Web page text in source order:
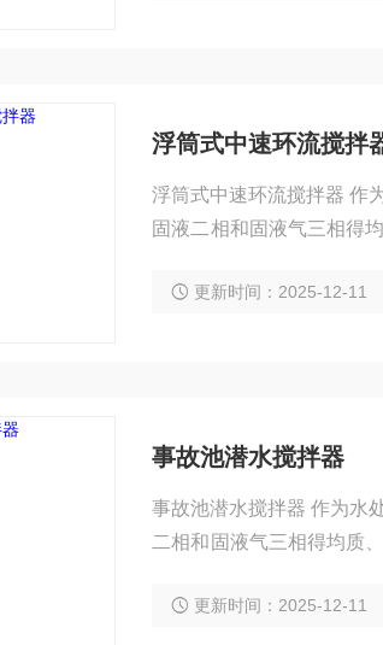
浮筒式中速环流搅拌
浮筒式中速环流搅拌器 作
固液二相和固液气三相得
常选用多级电机，采用直
更新时间：2025-12-11
事故池潜水搅拌器
事故池潜水搅拌器 作为水
二相和固液气三相得均质
用多级电机，采用直连
更新时间：2025-12-11